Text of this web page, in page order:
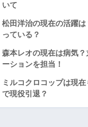
いて
松田洋治の現在の活躍
っている？
森本レオの現在は病気
ーションを担当！
ミルコクロコップは現
で現役引退？